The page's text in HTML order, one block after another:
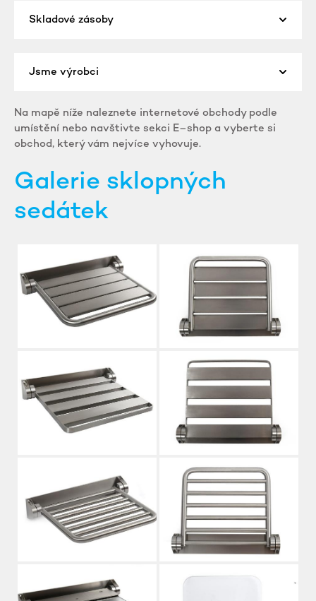
Skladové zásoby
Jsme výrobci
Na mapě níže naleznete internetové obchody podle
umístění nebo navštivte sekci E–shop a vyberte si
obchod, který vám nejvíce vyhovuje.
Galerie sklopných
sedátek